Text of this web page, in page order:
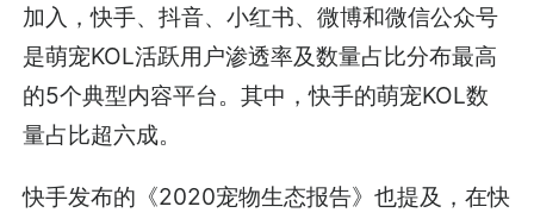
加入，快手、抖音、小红书、微博和微信公众号
是萌宠KOL活跃用户渗透率及数量占比分布最高
的5个典型内容平台。其中，快手的萌宠KOL数
量占比超六成。
快手发布的《2020宠物生态报告》也提及，在快